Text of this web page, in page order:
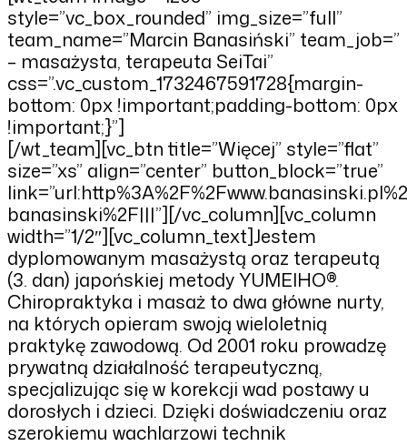
style=”vc_box_rounded” img_size=”full”
team_name=”Marcin Banasiński” team_job=”
– masażysta, terapeuta SeiTai”
css=”.vc_custom_1732467591728{margin-
bottom: 0px !important;padding-bottom: 0px
!important;}”]
[/wt_team][vc_btn title=”Więcej” style=”flat”
size=”xs” align=”center” button_block=”true”
banasinski%2F|||”][/vc_column][vc_column
width=”1/2″][vc_column_text]Jestem
dyplomowanym masażystą oraz terapeutą
(3. dan) japońskiej metody YUMEIHO®.
Chiropraktyka i masaż to dwa główne nurty,
na których opieram swoją wieloletnią
praktykę zawodową. Od 2001 roku prowadzę
prywatną działalność terapeutyczną,
specjalizując się w korekcji wad postawy u
dorosłych i dzieci. Dzięki doświadczeniu oraz
szerokiemu wachlarzowi technik